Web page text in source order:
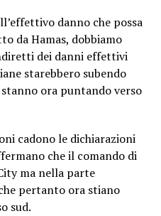
danno che possa
da Hamas, dobbiamo
dei danni effettivi
starebbero subendo
ora puntando verso
cadono le dichiarazioni
che il comando di
ma nella parte
pertanto ora stiano
sud.